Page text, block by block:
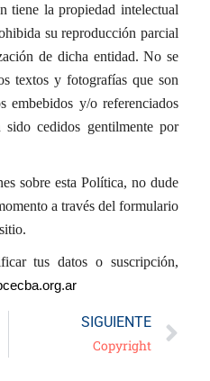
tiene la propiedad intelectual
su reproducción parcial
de dicha entidad. No se
textos y fotografías que son
embebidos y/o referenciados
cedidos gentilmente por
sobre esta Política, no dude
a través del formulario
tus datos o suscripción,
SIGUIENTE
Copyright